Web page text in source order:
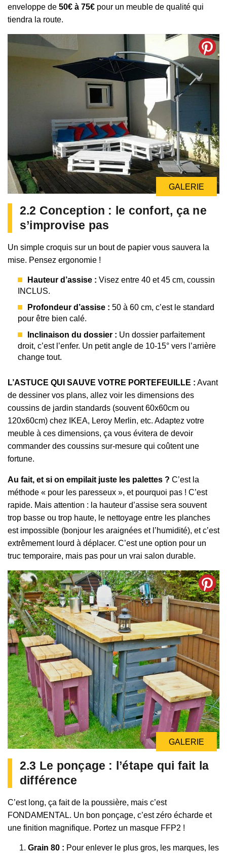
enveloppe de 50€ à 75€ pour un meuble de qualité qui
tiendra la route.
GALERIE
GALERIE
2.2 Conception : le confort, ça ne
s’improvise pas
Un simple croquis sur un bout de papier vous sauvera la
mise. Pensez ergonomie !
Hauteur d’assise : Visez entre 40 et 45 cm, coussin
INCLUS.
Profondeur d’assise : 50 à 60 cm, c’est le standard
pour être bien calé.
Inclinaison du dossier : Un dossier parfaitement
droit, c’est l’enfer. Un petit angle de 10-15° vers l’arrière
change tout.
L’ASTUCE QUI SAUVE VOTRE PORTEFEUILLE : Avant
de dessiner vos plans, allez voir les dimensions des
coussins de jardin standards (souvent 60x60cm ou
120x60cm) chez IKEA, Leroy Merlin, etc. Adaptez votre
meuble à ces dimensions, ça vous évitera de devoir
commander des coussins sur-mesure qui coûtent une
fortune.
Au fait, et si on empilait juste les palettes ? C’est la
méthode « pour les paresseux », et pourquoi pas ! C’est
rapide. Mais attention : la hauteur d’assise sera souvent
trop basse ou trop haute, le nettoyage entre les planches
est impossible (bonjour les araignées et l’humidité), et c’est
extrêmement lourd à déplacer. C’est une option pour un
truc temporaire, mais pas pour un vrai salon durable.
GALERIE
GALERIE
2.3 Le ponçage : l’étape qui fait la
différence
C’est long, ça fait de la poussière, mais c’est
FONDAMENTAL. Un bon ponçage, c’est zéro écharde et
une finition magnifique. Portez un masque FFP2 !
Grain 80 : Pour enlever le plus gros, les marques, les